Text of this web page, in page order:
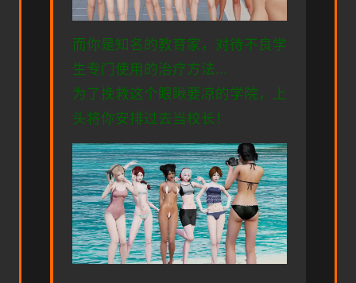
而你是知名的教育家，对待不良学
生专门使用的治疗方法...
为了挽救这个眼瞅要凉的学院，上
头将你安排过去当校长！